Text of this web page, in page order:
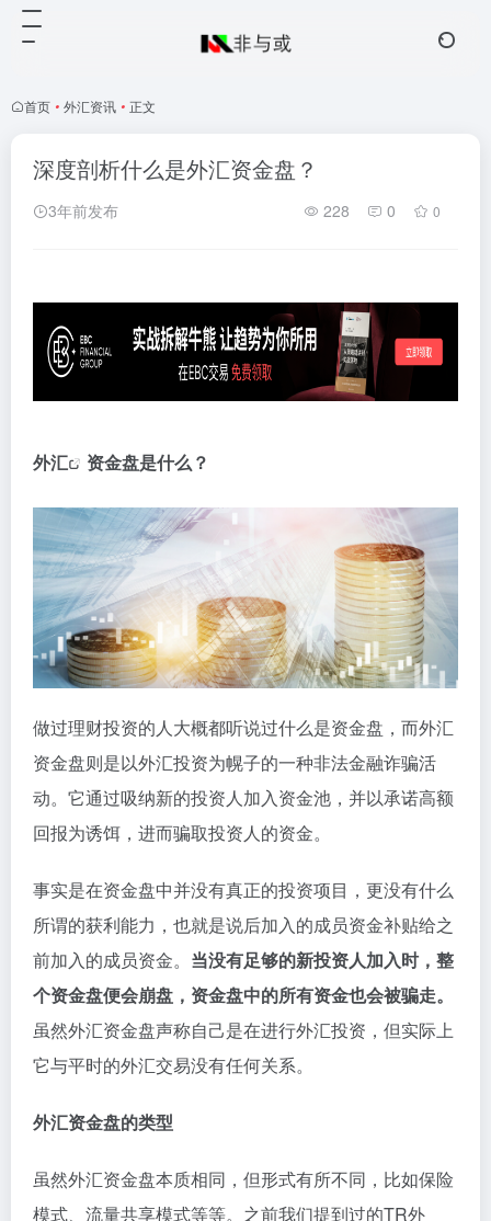
首页 • 外汇资讯 • 正文
深度剖析什么是外汇资金盘？
3年前发布 228 0 0
外汇 资金盘是什么？
做过理财投资的人大概都听说过什么是资金盘，而外汇
资金盘则是以外汇投资为幌子的一种非法金融诈骗活
动。它通过吸纳新的投资人加入资金池，并以承诺高额
回报为诱饵，进而骗取投资人的资金。
事实是在资金盘中并没有真正的投资项目，更没有什么
所谓的获利能力，也就是说后加入的成员资金补贴给之
前加入的成员资金。 当没有足够的新投资人加入时，整
个资金盘便会崩盘，资金盘中的所有资金也会被骗走。
虽然外汇资金盘声称自己是在进行外汇投资，但实际上
它与平时的外汇交易没有任何关系。
外汇资金盘的类型
虽然外汇资金盘本质相同，但形式有所不同，比如保险
模式、流量共享模式等等。之前我们提到过的TR外